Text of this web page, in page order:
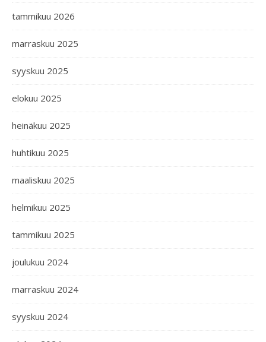
tammikuu 2026
marraskuu 2025
syyskuu 2025
elokuu 2025
heinäkuu 2025
huhtikuu 2025
maaliskuu 2025
helmikuu 2025
tammikuu 2025
joulukuu 2024
marraskuu 2024
syyskuu 2024